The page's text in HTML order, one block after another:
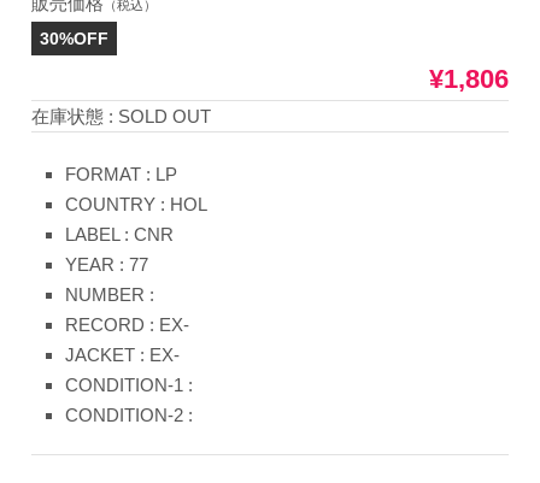
（税込）
30%OFF
¥1,806
在庫状態 : SOLD OUT
FORMAT : LP
COUNTRY : HOL
LABEL : CNR
YEAR : 77
NUMBER :
RECORD : EX-
JACKET : EX-
CONDITION-1 :
CONDITION-2 :